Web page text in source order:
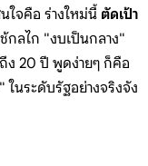
ใจคือ ร่างใหม่นี้ ตัดเป้า
กลไก "งบเป็นกลาง"
ง 20 ปี พูดง่ายๆ ก็คือ
นระดับรัฐอย่างจริงจัง